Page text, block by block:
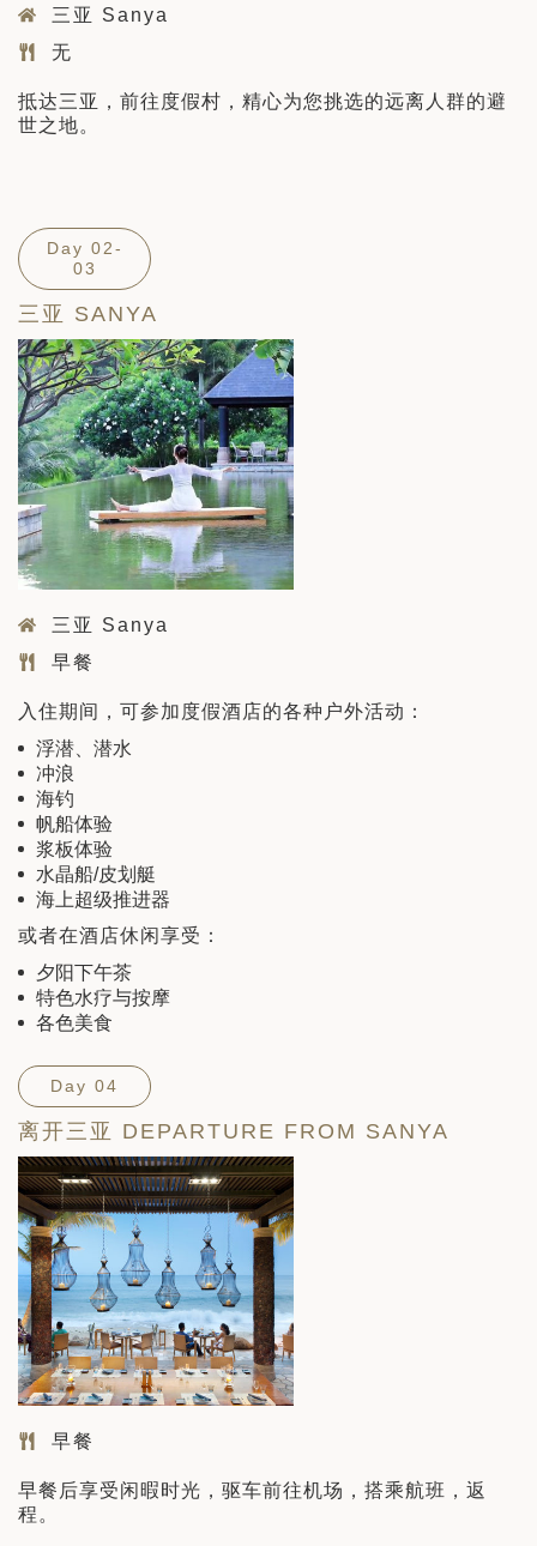
三亚 Sanya
无
抵达三亚，前往度假村，精心为您挑选的远离人群的避
世之地。
Day 02-
03
三亚 SANYA
三亚 Sanya
早餐
入住期间，可参加度假酒店的各种户外活动：
浮潜、潜水
冲浪
海钓
帆船体验
浆板体验
水晶船/皮划艇
海上超级推进器
或者在酒店休闲享受：
夕阳下午茶
特色水疗与按摩
各色美食
Day 04
离开三亚 DEPARTURE FROM SANYA
早餐
早餐后享受闲暇时光，驱车前往机场，搭乘航班，返
程。